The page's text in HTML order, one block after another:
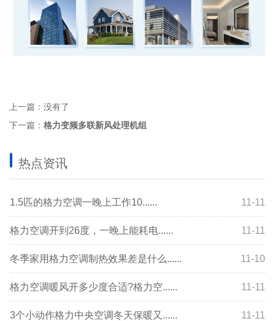
上一篇：没有了
下一篇： 格力变频多联新风处理机组
热点资讯
11-11
1.5匹的格力空调一晚上工作10......
11-11
格力空调开到26度，一晚上能耗电......
11-10
冬季家用格力空调制热效果差是什么......
11-11
格力空调暖风开多少度合适?格力空......
11-11
3个小动作格力中央空调冬天保暖又......